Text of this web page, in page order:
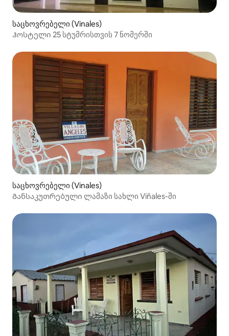
საცხოვრებელი (Vinales)
Ჰოსტელი 25 სტუმრისთვის 7 ნომერში
საცხოვრებელი (Vinales)
Განსაკუთრებული ლამაზი სახლი Viñales-ში